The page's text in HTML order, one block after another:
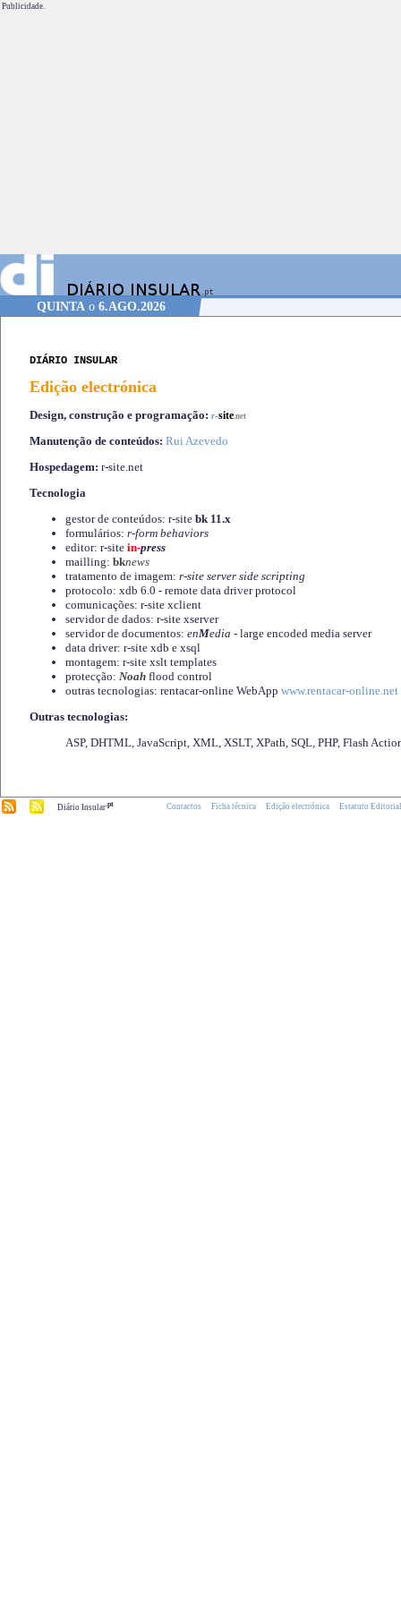
Publicidade.
QUINTAo 6.AGO.2026
DIÁRIO INSULAR
Edição electrónica
Design, construção e programação: r-site.net
Manutenção de conteúdos: Rui Azevedo
Hospedagem: r-site.net
Tecnologia
gestor de conteúdos: r-site bk 11.x
formulários: r-form behaviors
editor: r-site in-press
mailling: bknews
tratamento de imagem: r-site server side scripting
protocolo: xdb 6.0 - remote data driver protocol
comunicações: r-site xclient
servidor de dados: r-site xserver
servidor de documentos: enMedia - large encoded media server
data driver: r-site xdb e xsql
montagem: r-site xslt templates
protecção: Noah flood control
outras tecnologias: rentacar-online WebApp www.rentacar-online.net
Outras tecnologias:
ASP, DHTML, JavaScript, XML, XSLT, XPath, SQL, PHP, Flash
Diário Insular.pt Contactos Ficha técnica Edição electrónica Estatuto Editorial